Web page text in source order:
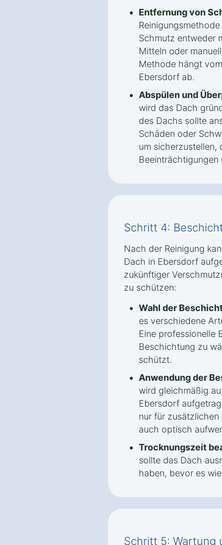
Entfernung von
Schmutz entweder
Mitteln oder
Methode hängt
Ebersdorf ab.
Abspülen und
wird das Dach
des Dachs sollte
Schäden oder
um sicherzustellen,
Beeinträchtigungen
Schritt 4:
Nach der Reinigung
Dach in Ebersdorf
zukünftiger
zu schützen:
Wahl der
es verschiedene
Eine professionelle
Beschichtung zu
schützt.
Anwendung der
wird gleichmäßig
Ebersdorf
nur für
auch optisch
Trocknungszeit
sollte das Dach
haben, bevor es
Schritt 5: Wartung